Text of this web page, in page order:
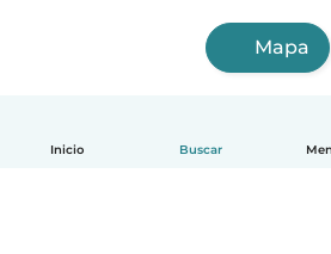
Inicio Buscar
Mapa